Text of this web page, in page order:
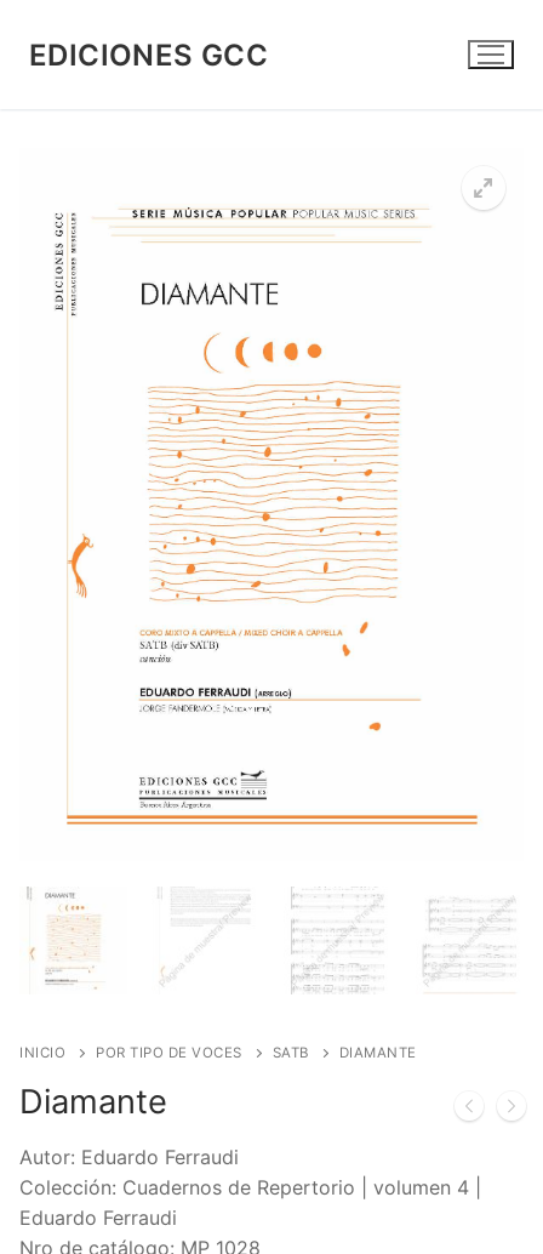
contenido
EDICIONES GCC
INICIO POR TIPO DE VOCES SATB DIAMANTE
Diamante
Autor: Eduardo Ferraudi
Colección: Cuadernos de Repertorio | volumen 4 |
Eduardo Ferraudi
Nro de catálogo: MP 1028